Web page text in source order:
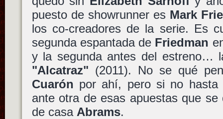
puesto de showrunner es Mark
los co-creadores de la serie. Es
segunda espantada de Friedman
y la segunda antes del estreno…
"Alcatraz" (2011). No se qué
Cuarón por ahí, pero si no hasta
ante otra de esas apuestas que
de casa Abrams.